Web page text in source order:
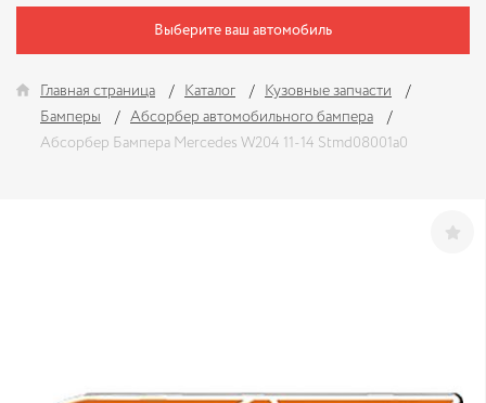
Выберите ваш автомобиль
Главная страница Каталог
Кузовные запчасти
Бамперы
Абсорбер автомобильного бампера
Абсорбер Бампера Mercedes W204 11-14 Stmd08001a0